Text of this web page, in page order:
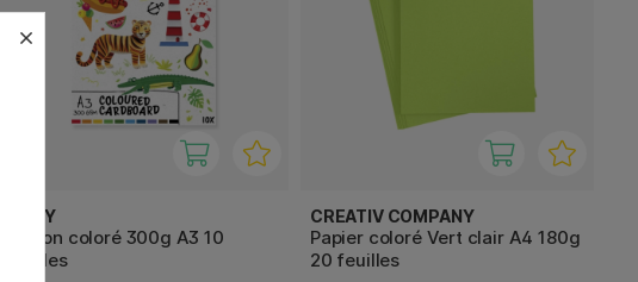
MOXY
Carton coloré 300g A3 10
feuilles
CREATIV COMPANY
Papier coloré Vert clair A4 180g
20 feuilles